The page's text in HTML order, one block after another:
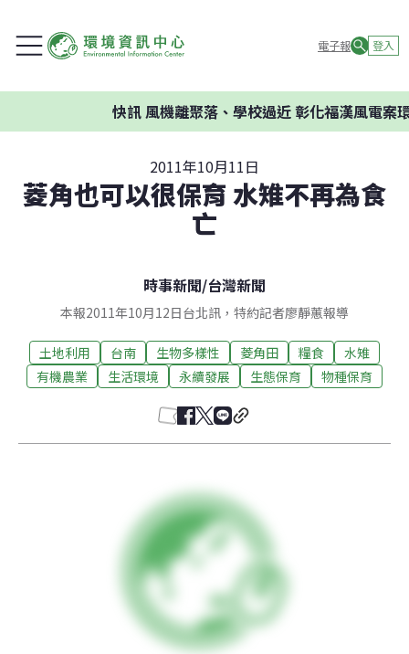
電子報 登入
風機離聚落、學校過近 彰化福漢風電案環委建
2011年10月11日
菱角也可以很保育 水雉不再為食
亡
時事新聞/台灣新聞
本報2011年10月12日台北訊，特約記者廖靜蕙報導
土地利用 台南 生物多樣性 菱角田 糧食
水雉
有機農業
生活環境 永續發展 生態保育 物種保育